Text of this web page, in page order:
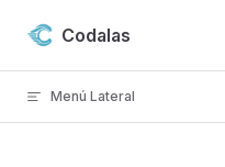
Skip to content
Codalas
Menú Lateral